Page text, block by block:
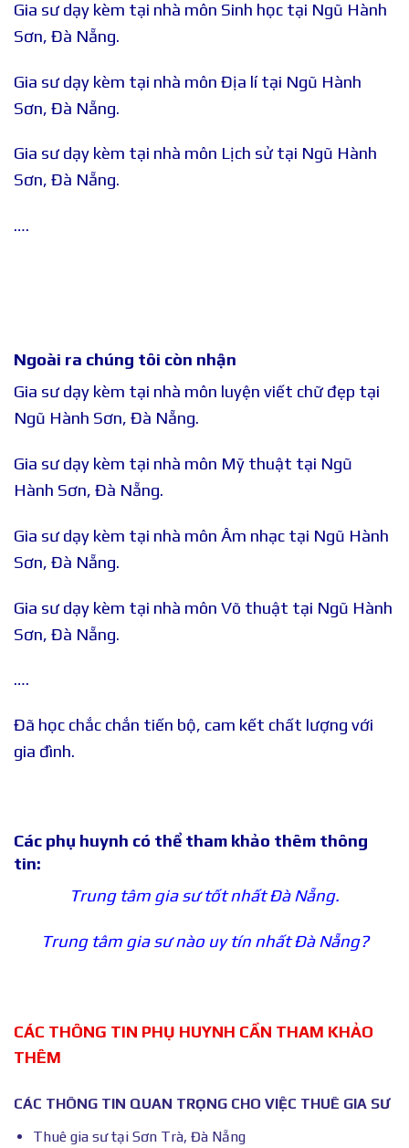
Gia sư dạy kèm tại nhà môn Sinh học tại Ngũ Hành
Sơn, Đà Nẵng.
Gia sư dạy kèm tại nhà môn Địa lí tại Ngũ Hành
Sơn, Đà Nẵng.
Gia sư dạy kèm tại nhà môn Lịch sử tại Ngũ Hành
Sơn, Đà Nẵng.
….
Ngoài ra chúng tôi còn nhận
Gia sư dạy kèm tại nhà môn luyện viết chữ đẹp tại
Ngũ Hành Sơn, Đà Nẵng.
Gia sư dạy kèm tại nhà môn Mỹ thuật tại Ngũ
Hành Sơn, Đà Nẵng.
Gia sư dạy kèm tại nhà môn Âm nhạc tại Ngũ Hành
Sơn, Đà Nẵng.
Gia sư dạy kèm tại nhà môn Võ thuật tại Ngũ Hành
Sơn, Đà Nẵng.
….
Đã học chắc chắn tiến bộ, cam kết chất lượng với
gia đình.
Các phụ huynh có thể tham khảo thêm thông
tin:
Trung tâm gia sư tốt nhất Đà Nẵng.
Trung tâm gia sư nào uy tín nhất Đà Nẵng?
CÁC THÔNG TIN PHỤ HUYNH CẦN THAM KHẢO
THÊM
CÁC THÔNG TIN QUAN TRỌNG CHO VIỆC THUÊ GIA SƯ
Thuê gia sư tại Sơn Trà, Đà Nẵng